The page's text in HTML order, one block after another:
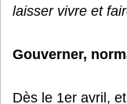
laisser vivre et
Gouverner,
Dès le 1er avril,